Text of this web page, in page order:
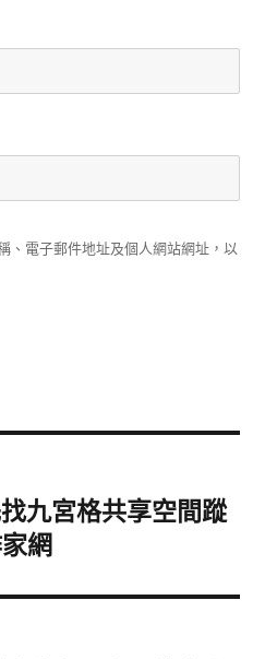
、電子郵件地址及個人網站網址，以
九宮格共享空間蹤
網